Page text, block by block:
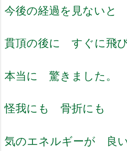
今後の経過を見ないと
貫頂の後に すぐに飛
本当に 驚きました。
怪我にも 骨折にも
気のエネルギーが 良